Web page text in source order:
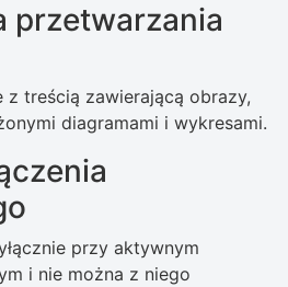
przetwarzania
treścią zawierającą obrazy,
diagramami i wykresami.
przy aktywnym
i nie można z niego